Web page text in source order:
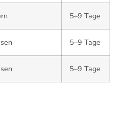
5–9 Tage
5–9 Tage
5–9 Tage